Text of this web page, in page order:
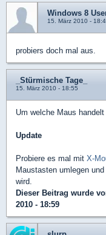
Windows 8
15. März 2010 -
probiers doch mal aus.
_Stürmische Tage_
15. März 2010 - 18:55
Um welche Maus
Update
Probiere es mal mit X-
Maustasten umlegen
wird.
Dieser Beitrag wurde
2010 - 18:59